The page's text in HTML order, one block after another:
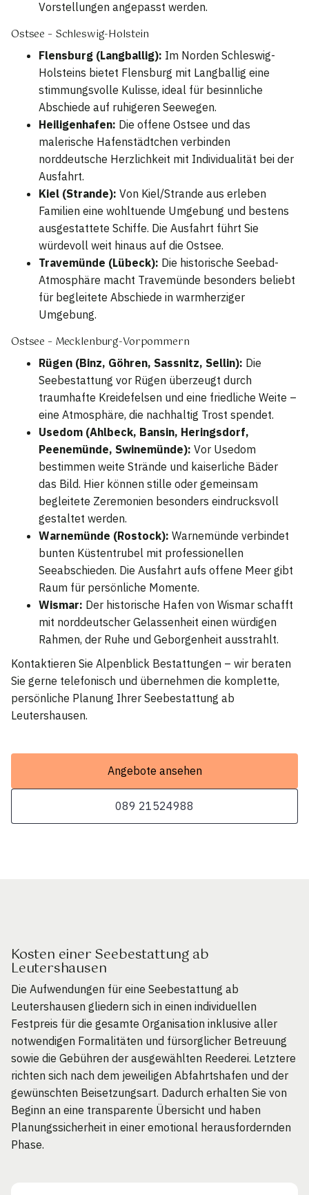
Vorstellungen angepasst werden.
Ostsee – Schleswig-Holstein
Flensburg (Langballig): Im Norden Schleswig-
Holsteins bietet Flensburg mit Langballig eine
stimmungsvolle Kulisse, ideal für besinnliche
Abschiede auf ruhigeren Seewegen.
Heiligenhafen: Die offene Ostsee und das
malerische Hafenstädtchen verbinden
norddeutsche Herzlichkeit mit Individualität bei der
Ausfahrt.
Kiel (Strande): Von Kiel/Strande aus erleben
Familien eine wohltuende Umgebung und bestens
ausgestattete Schiffe. Die Ausfahrt führt Sie
würdevoll weit hinaus auf die Ostsee.
Travemünde (Lübeck): Die historische Seebad-
Atmosphäre macht Travemünde besonders beliebt
für begleitete Abschiede in warmherziger
Umgebung.
Ostsee – Mecklenburg-Vorpommern
Rügen (Binz, Göhren, Sassnitz, Sellin): Die
Seebestattung vor Rügen überzeugt durch
traumhafte Kreidefelsen und eine friedliche Weite –
eine Atmosphäre, die nachhaltig Trost spendet.
Usedom (Ahlbeck, Bansin, Heringsdorf,
Peenemünde, Swinemünde): Vor Usedom
bestimmen weite Strände und kaiserliche Bäder
das Bild. Hier können stille oder gemeinsam
begleitete Zeremonien besonders eindrucksvoll
gestaltet werden.
Warnemünde (Rostock): Warnemünde verbindet
bunten Küstentrubel mit professionellen
Seeabschieden. Die Ausfahrt aufs offene Meer gibt
Raum für persönliche Momente.
Wismar: Der historische Hafen von Wismar schafft
mit norddeutscher Gelassenheit einen würdigen
Rahmen, der Ruhe und Geborgenheit ausstrahlt.
Kontaktieren Sie Alpenblick Bestattungen – wir beraten
Sie gerne telefonisch und übernehmen die komplette,
persönliche Planung Ihrer Seebestattung ab
Leutershausen.
Angebote ansehen
089 21524988
Kosten einer Seebestattung ab
Leutershausen
Die Aufwendungen für eine Seebestattung ab
Leutershausen gliedern sich in einen individuellen
Festpreis für die gesamte Organisation inklusive aller
notwendigen Formalitäten und fürsorglicher Betreuung
sowie die Gebühren der ausgewählten Reederei. Letztere
richten sich nach dem jeweiligen Abfahrtshafen und der
gewünschten Beisetzungsart. Dadurch erhalten Sie von
Beginn an eine transparente Übersicht und haben
Planungssicherheit in einer emotional herausfordernden
Phase.